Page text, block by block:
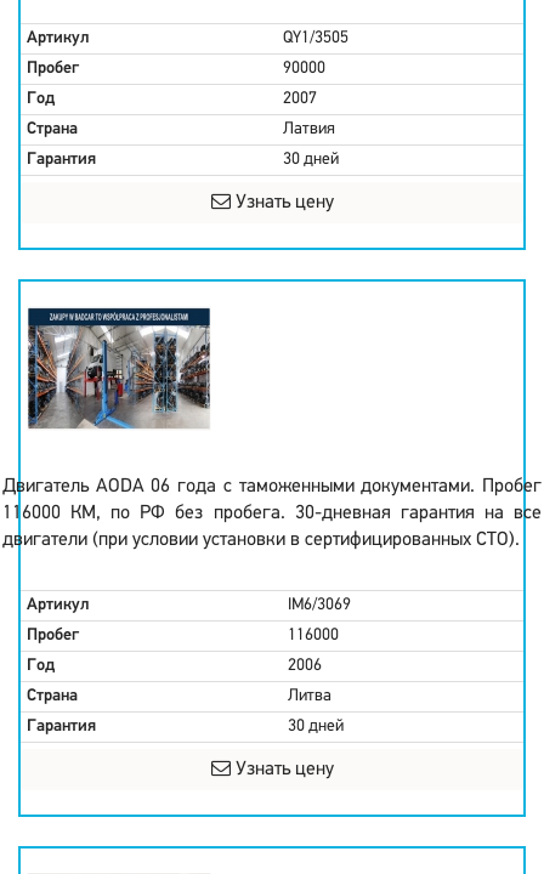
Артикул
QY1/3505
Пробег
90000
Год
2007
Страна
Латвия
Гарантия
30 дней
Узнать цену
Двигатель AODA 06 года с таможенными документами. Пробег
116000 КМ, по РФ без пробега. 30-дневная гарантия на все
двигатели (при условии установки в сертифицированных СТО).
Артикул
IM6/3069
Пробег
116000
Год
2006
Страна
Литва
Гарантия
30 дней
Узнать цену